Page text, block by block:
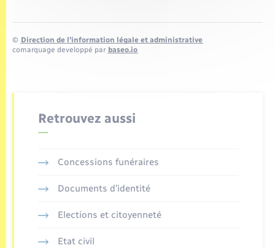
© Direction de l’information légale et administrative
comarquage developpé par baseo.io
Retrouvez aussi
Concessions funéraires
Documents d’identité
Elections et citoyenneté
Etat civil